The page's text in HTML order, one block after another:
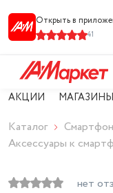
Открыть в
41
АКЦИИ МАГАЗИНЫ
Каталог
Аксессуары к
нет